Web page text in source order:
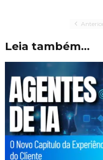
Leia também...